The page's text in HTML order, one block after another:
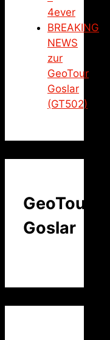
4ever
BREAKING
NEWS
zur
GeoTour
Goslar
(GT502)
GeoTour
Goslar